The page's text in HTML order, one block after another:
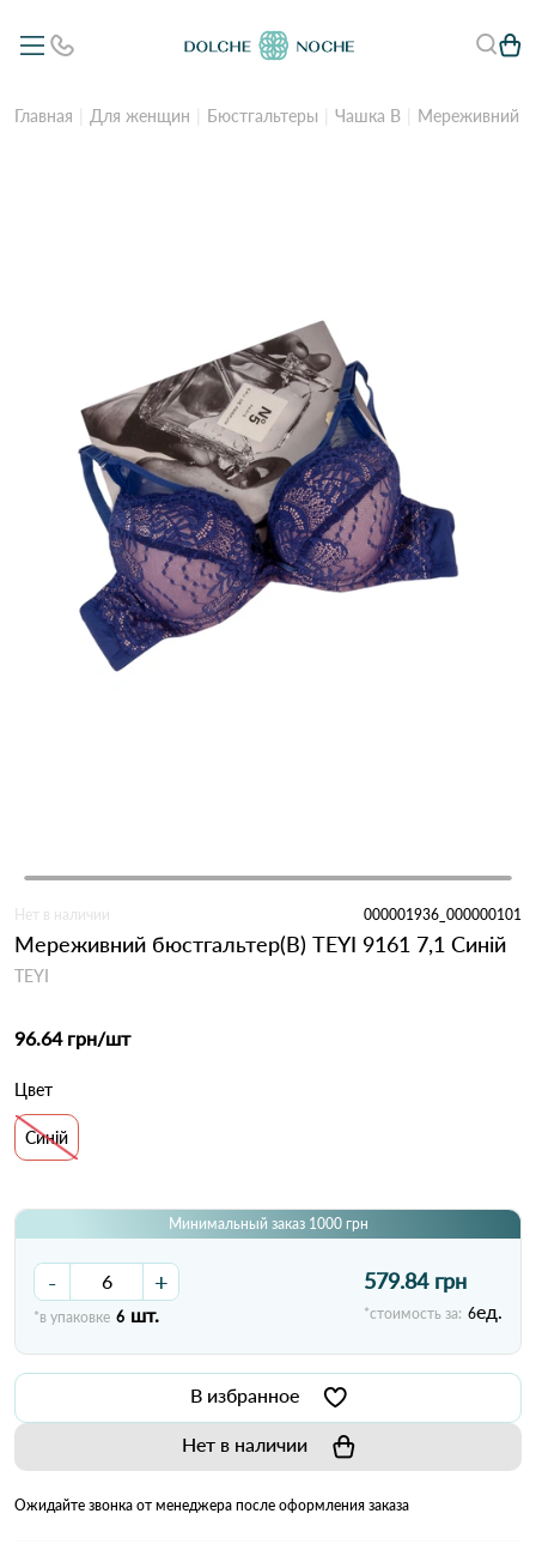
Главная Для женщин Бюстгальтеры Чашка B Мереживний
Нет в наличии 000001936_000000101
Мереживний бюстгальтер(B) TEYI 9161 7,1 Синій
TEYI
96.64 грн/шт
Цвет
Синій
Минимальный заказ 1000 грн
- +
*в упаковке 6 шт.
579.84 грн
*стоимость за: 6ед.
В избранное
Нет в наличии
Ожидайте звонка от менеджера после оформления заказа